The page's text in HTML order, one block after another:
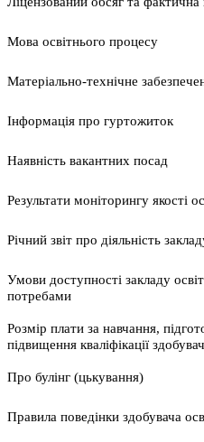
Мова освітнього процесу
Матеріально-технічне
Інформація про гуртожиток
Наявність вакантних посад
Результати моніторингу якості
Річний звіт про діяльність
Умови доступності закладу
потребами
Розмір плати за навчання,
підвищення кваліфікації
Про булінг (цькування)
Правила поведінки здобувача